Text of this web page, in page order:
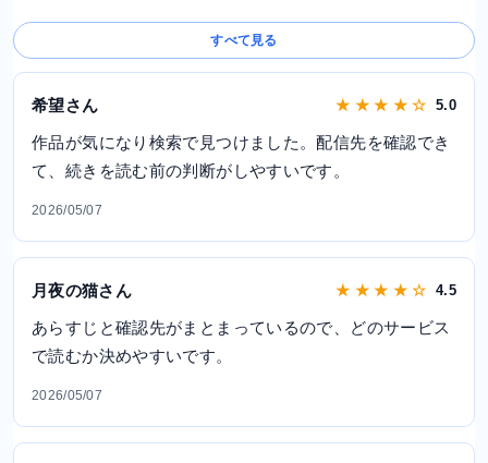
すべて見る
希望さん ★ ★ ★ ★ ☆ 5.0
作品が気になり検索で見つけました。配信先を確認でき
て、続きを読む前の判断がしやすいです。
2026/05/07
月夜の猫さん ★ ★ ★ ★ ☆ 4.5
あらすじと確認先がまとまっているので、どのサービス
で読むか決めやすいです。
2026/05/07